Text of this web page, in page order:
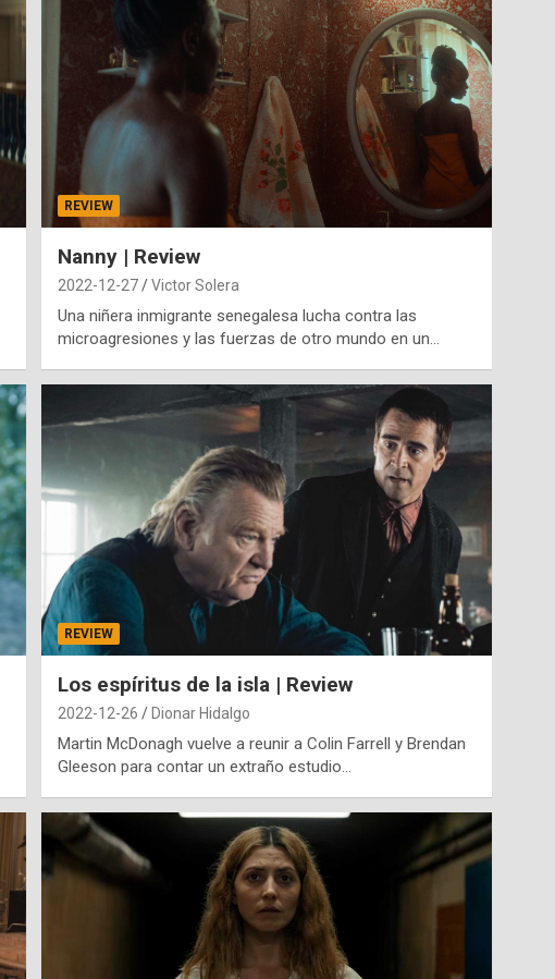
REVIEW
Nanny | Review
2022-12-27 Victor Solera
Una niñera inmigrante senegalesa lucha contra las
microagresiones y las fuerzas de otro mundo en un…
REVIEW
Los espíritus de la isla | Review
2022-12-26 Dionar Hidalgo
Martin McDonagh vuelve a reunir a Colin Farrell y Brendan
Gleeson para contar un extraño estudio…